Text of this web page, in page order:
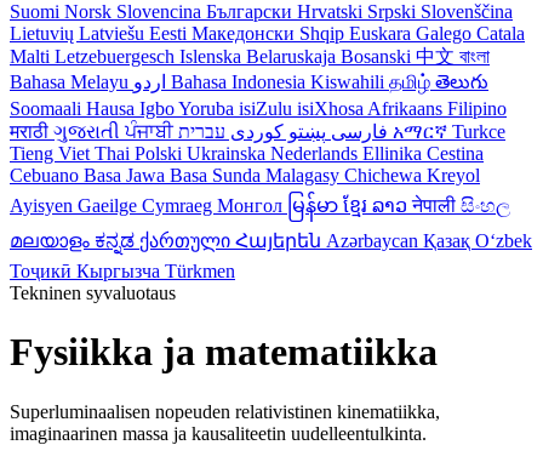
Suomi Norsk Slovencina Български Hrvatski Srpski Slovenščina
Lietuvių Latviešu Eesti Македонски Shqip Euskara Galego Catala
Malti Letzebuergesch Islenska Belaruskaja Bosanski 中文 বাংলা
Bahasa Melayu
Bahasa Indonesia Kiswahili தமிழ் తెలుగు
Soomaali Hausa IgboYoruba isiZulu isiXhosa Afrikaans Filipino
मराठी ગુજરાતીਪੰਜਾਬੀ فارسی پښتو کوردی አማርኛ Turkce
Tieng Viet Thai Polski Ukrainska Nederlands Ellinika Cestina
Cebuano Basa Jawa Basa Sunda Malagasy Chichewa Kreyol
Ayisyen Gaeilge Cymraeg Монгол မြန်မာ ខ្មែរ ລາວनेपाली සිංහල
മലയാളം ಕನ್ನಡ ქართული Հայերեն Azərbaycan Қазақ Oʻzbek
Тоҷикӣ Кыргызча Türkmen
Tekninen syvaluotaus
Fysiikka ja matematiikka
Superluminaalisen nopeuden relativistinen kinematiikka,
imaginaarinen massa ja kausaliteetin uudelleentulkinta.